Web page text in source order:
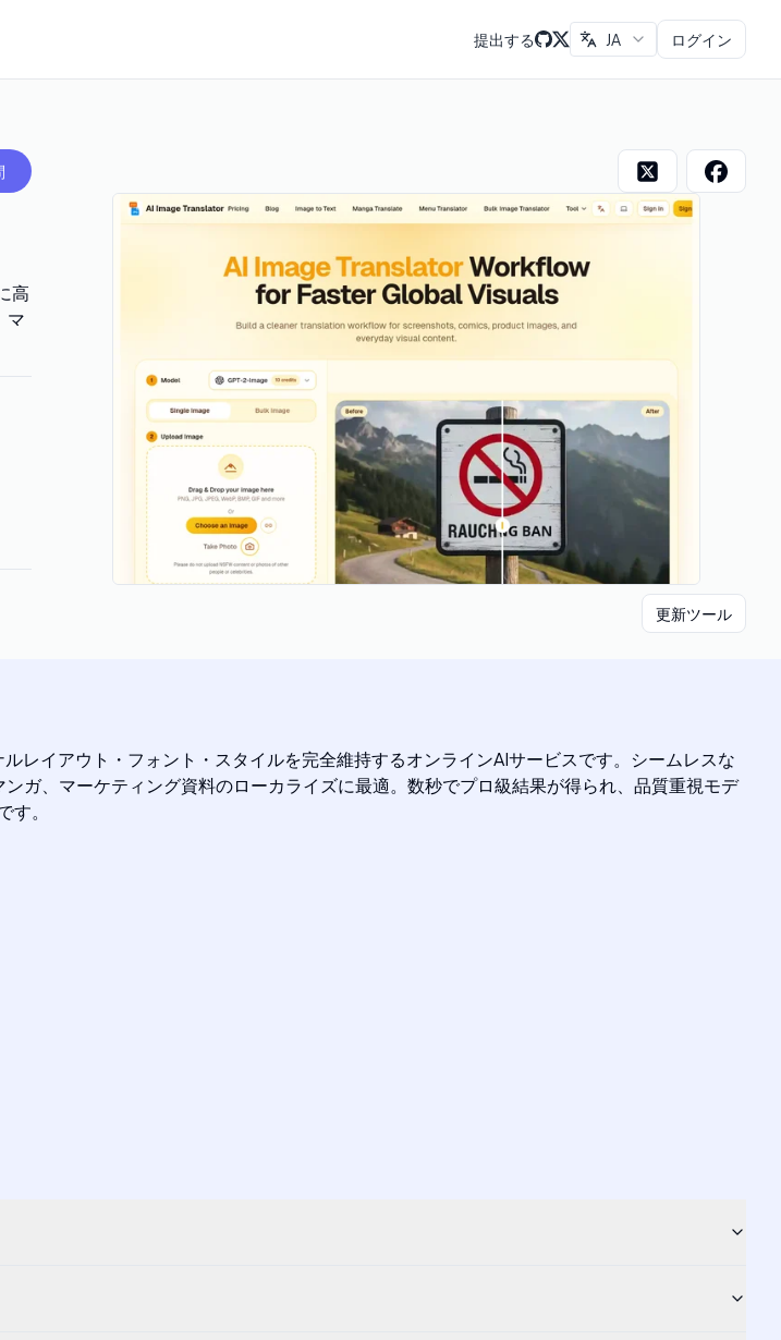
提出する JA ログイン
高
マ
更新ツール
レイアウト・フォント・スタイルを完全維持するオンラインAIサービスです。シームレスな
、マーケティング資料のローカライズに最適。数秒でプロ級結果が得られ、品質重視モデ
。